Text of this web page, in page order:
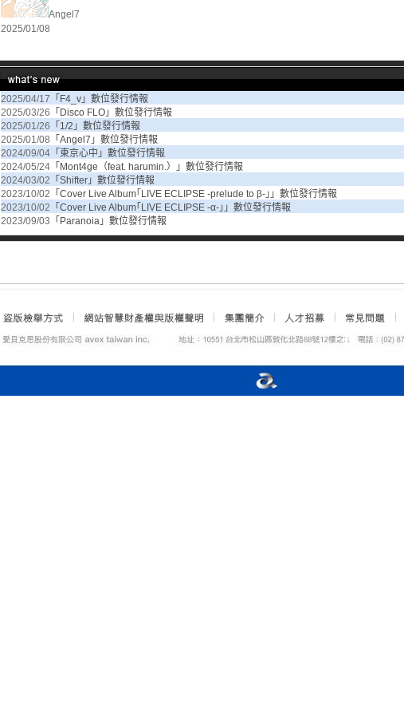
Angel7
2025/01/08
2025/04/17 「F4_v」數位發行情報
2025/03/26 「Disco FLO」數位發行情報
2025/01/26 「1/2」數位發行情報
2025/01/08 「Angel7」數位發行情報
2024/09/04「東京心中」數位發行情報
2024/05/24「Mont4ge（feat. harumin.）」數位發行情報
2024/03/02 「Shifter」數位發行情報
2023/10/02 「Cover Live Album｢LIVE ECLIPSE -prelude to β-｣」數位發行情報
2023/10/02 「Cover Live Album｢LIVE ECLIPSE -α-｣」數位發行情報
2023/09/03 「Paranoia」數位發行情報